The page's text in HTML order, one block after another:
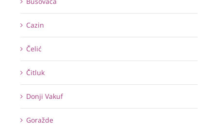
Cazin
Čelić
Čitluk
Donji Vakuf
Goražde